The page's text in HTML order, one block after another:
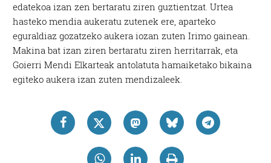
edatekoa izan zen bertaratu ziren guztientzat. Urtea
hasteko mendia aukeratu zutenek ere, aparteko
eguraldiaz gozatzeko aukera iozan zuten Irimo gainean.
Makina bat izan ziren bertaratu ziren herritarrak, eta
Goierri Mendi Elkarteak antolatuta hamaiketako bikaina
egiteko aukera izan zuten mendizaleek.